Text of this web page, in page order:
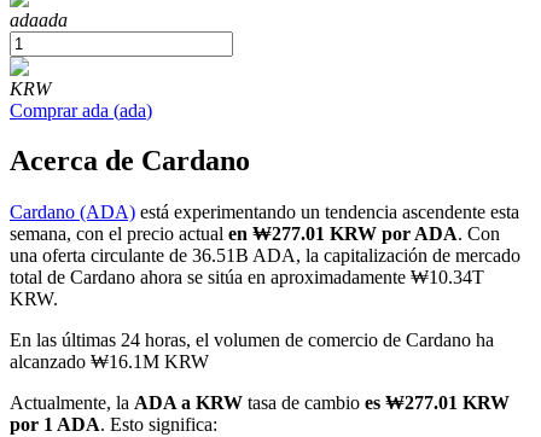
Futuros COIN-M
Futuros de criptomonedas
TradFi
primas
adaada
KRW
Comprar ada (ada)
Acerca de Cardano
Cardano (ADA) está experimentando un tendencia ascendente esta
semana, con el precio actual en ₩277.01 KRW por ADA. Con
una oferta circulante de 36.51B ADA, la capitalización de mercado
total de Cardano ahora se sitúa en aproximadamente ₩10.34T
KRW.
En las últimas 24 horas, el volumen de comercio de Cardano ha
alcanzado ₩16.1M KRW
Actualmente, la ADA a KRW tasa de cambio es ₩277.01 KRW
por 1 ADA. Esto significa: